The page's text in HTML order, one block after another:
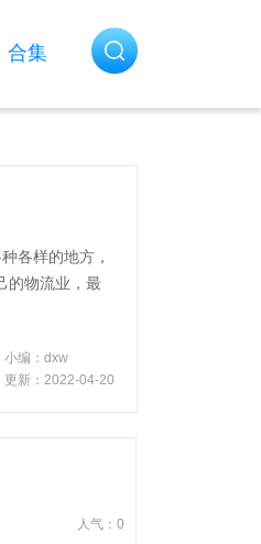
合集
各样的地方，
的物流业，最
小编：dxw
更新：2022-04-20
人气：0